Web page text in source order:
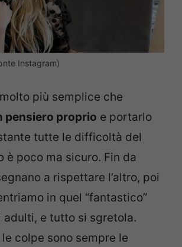
Instagram)
più semplice che
pensiero proprio e portarlo
tutte le difficoltà del
è poco ma sicuro. Fin da
a rispettare l’altro, poi
in quel “fantastico”
adulti, e tutto si sgretola.
colpe sono sempre le